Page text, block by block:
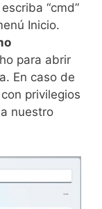
“cmd”
Inicio.
para abrir
En caso de
privilegios
nuestro